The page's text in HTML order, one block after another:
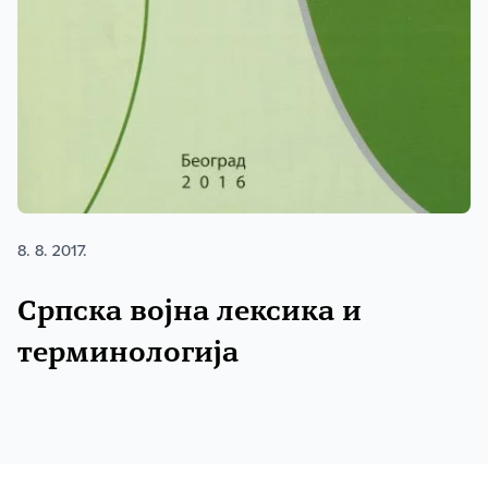
8. 8. 2017.
Српска војна лексика и
терминологија